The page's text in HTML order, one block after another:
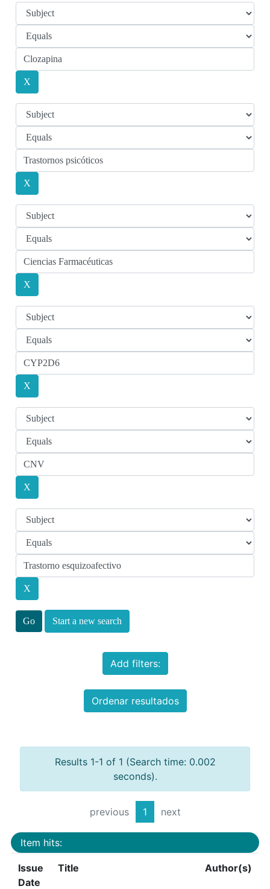
Start a new search
Add filters:
Ordenar resultados
Results 1-1 of 1 (Search time: 0.002
seconds).
previous 1 next
Item hits:
Issue
Date
Title Author(s)